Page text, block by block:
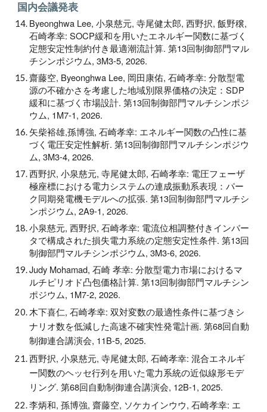
国内会議発表
Byeonghwa Lee, 小泉慈元, 寺尾健太郎, 西野択, 飯野穣,
石崎孝幸: SOCP緩和を用いたエネルギー関数に基づく
定態安定性制約付き最適潮流計算. 第13回制御部門マル
チシンポジウム, 3M3-5, 2026.
齋藤空, Byeonghwa Lee, 岡田康佑, 石崎孝幸: 分散型電
源の不確かさを考慮した地域別限界価格の決定：SDP
緩和に基づく市場設計. 第13回制御部門マルチシンポジ
ウム, 1M7-1, 2026.
矢柴裕雄,孫博強, 石崎孝幸: エネルギー関数の凸性に基
づく電圧安定性解析. 第13回制御部門マルチシンポジウ
ム, 3M3-4, 2026.
西野択, 小泉慈元, 寺尾健太郎, 石崎孝幸: 電圧フェーザ
極座標における電力システムの連成振動系表現：パー
ク同期発電機モデルへの拡張. 第13回制御部門マルチシ
ンポジウム, 2A9-1, 2026.
小泉慈元, 西野択, 石崎孝幸: 電流位相調整付きインバー
タで構成された損失電力系統の定態安定性条件. 第13回
制御部門マルチシンポジウム, 3M3-6, 2026.
Judy Mohamad, 石崎 孝幸: 分散型電力市場におけるマ
ルチピリオド凸包価格計算. 第13回制御部門マルチシン
ポジウム, 1M7-2, 2026.
木下喜仁, 石崎孝幸: 双対変数の最適性条件に基づきシ
ナリオ数を低減した高速不確実性発電計画. 第68回自動
制御連合講演会, 11B-5, 2025.
西野択, 小泉慈元, 寺尾健太郎, 石崎孝幸: 混合エネルギ
ー関数のヘッセ行列を用いた電力系統の近似線形モデ
リング. 第68回自動制御連合講演会, 12B-1, 2025.
李炳和, 孫博強, 齋藤空, ソケカインウウ, 石崎孝幸: エ